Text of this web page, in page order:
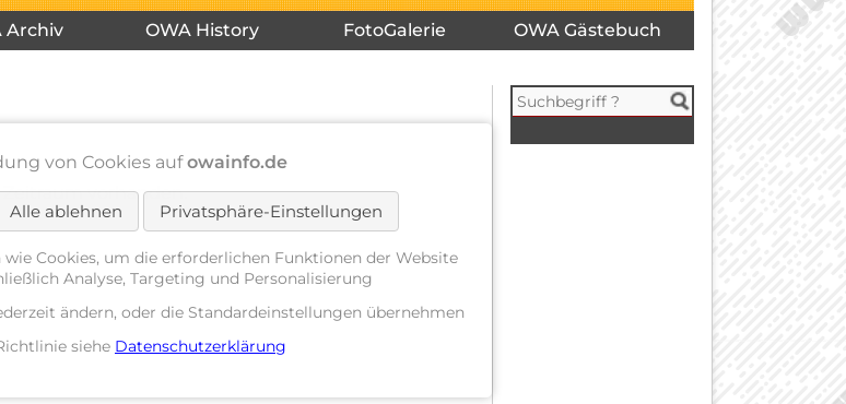
Archiv OWA History FotoGalerie OWA Gästebuch
vorhanden.
von Cookies aufowainfo.de
Alle ablehnen Privatsphäre-Einstellungen
Cookies, um die erforderlichen Funktionen der Website
Analyse, Targeting und Personalisierung
ändern, oder die Standardeinstellungen übernehmen
siehe Datenschutzerklärung